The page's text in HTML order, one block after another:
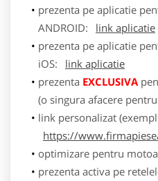
prezenta pe aplicatie
ANDROID:
link aplicatie
prezenta pe aplicatie
iOS:
link aplicatie
prezenta EXCLUSIVA
(o singura afacere
link personalizat
https://
optimizare pentru
prezenta activa pe